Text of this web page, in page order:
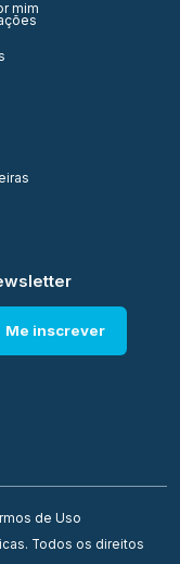
mim
Me inscrever
de Uso
Todos os direitos